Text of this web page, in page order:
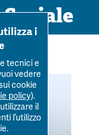
Raymond Saner
i
tecnici e
vedere
cookie
policy).
il
l’utilizzo